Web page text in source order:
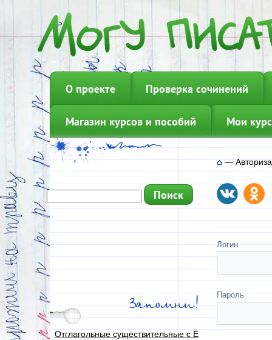
О проекте Проверка сочинений
Магазин курсов и пособий Мои
Запомни!
Отглагольные существительные с Ё
—
Логин
Пароль